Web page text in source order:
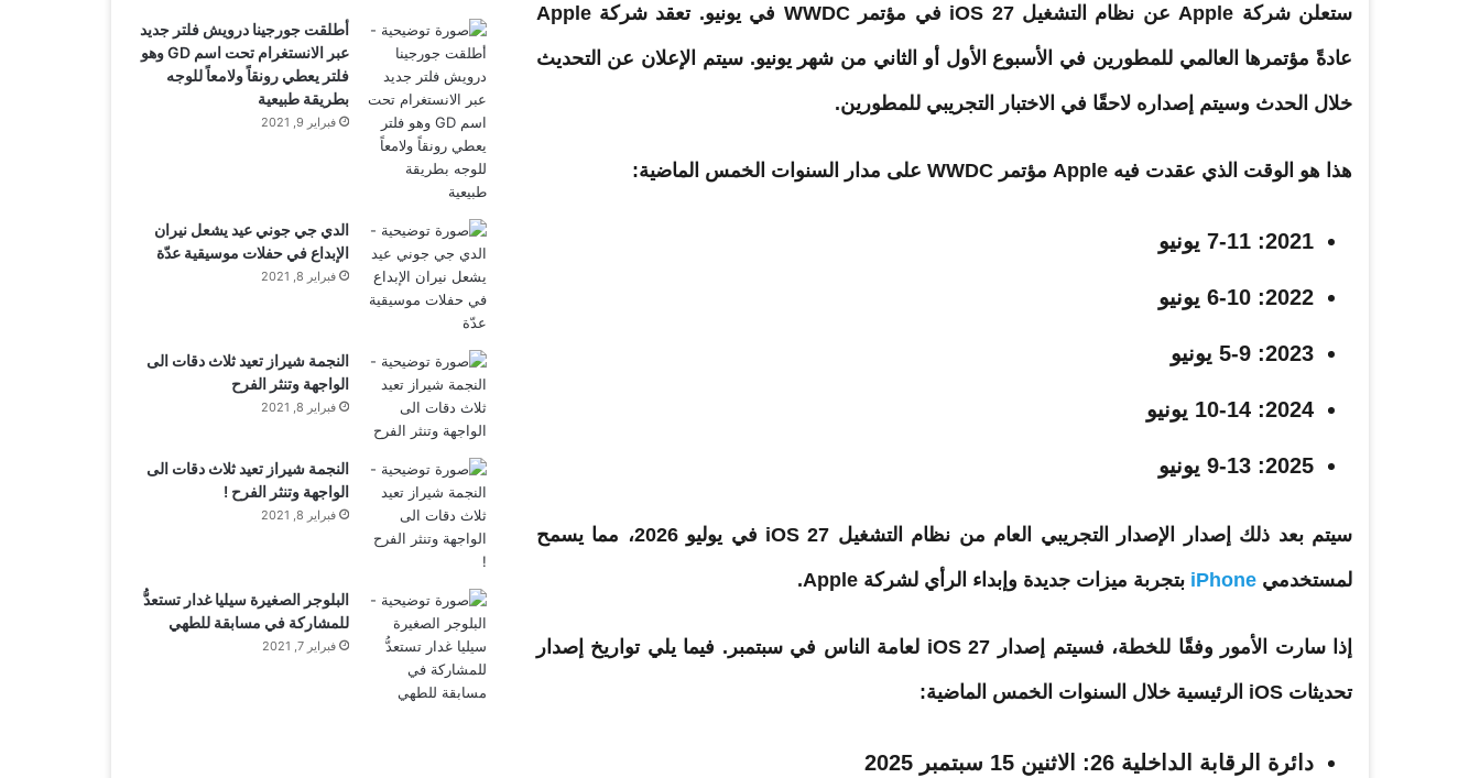
ستعلن شركة Apple عن نظام التشغيل iOS 27 في مؤتمر WWDC في يونيو. تعقد شركة Apple
عادةً مؤتمرها العالمي للمطورين في الأسبوع الأول أو الثاني من شهر يونيو. سيتم الإعلان عن التحديث
خلال الحدث وسيتم إصداره لاحقًا في الاختبار التجريبي للمطورين.
هذا هو الوقت الذي عقدت فيه Apple مؤتمر WWDC على مدار السنوات الخمس الماضية:
2021: 7-11 يونيو
2022: 6-10 يونيو
2023: 5-9 يونيو
2024: 10-14 يونيو
2025: 9-13 يونيو
سيتم بعد ذلك إصدار الإصدار التجريبي العام من نظام التشغيل iOS 27 في يوليو 2026، مما يسمح
لمستخدمي iPhone بتجربة ميزات جديدة وإبداء الرأي لشركة Apple.
إذا سارت الأمور وفقًا للخطة، فسيتم إصدار iOS 27 لعامة الناس في سبتمبر. فيما يلي تواريخ إصدار
تحديثات iOS الرئيسية خلال السنوات الخمس الماضية:
دائرة الرقابة الداخلية 26 : الاثنين 15 سبتمبر 2025
أطلقت جورجينا درويش فلتر جديد
عبر الانستغرام تحت اسم GD وهو
فلتر يعطي رونقاً ولامعاً للوجه
بطريقة طبيعية
فبراير 9, 2021
الدي جي جوني عيد يشعل نيران
الإبداع في حفلات موسيقية عدّة
فبراير 8, 2021
النجمة شيراز تعيد ثلاث دقات الى
الواجهة وتنثر الفرح
فبراير 8, 2021
النجمة شيراز تعيد ثلاث دقات الى
الواجهة وتنثر الفرح !
فبراير 8, 2021
البلوجر الصغيرة سيليا غدار تستعدُّ
للمشاركة في مسابقة للطهي
فبراير 7, 2021